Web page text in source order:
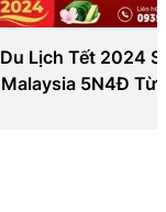
Du Lịch Tết 2024
Malaysia 5N4Đ Từ